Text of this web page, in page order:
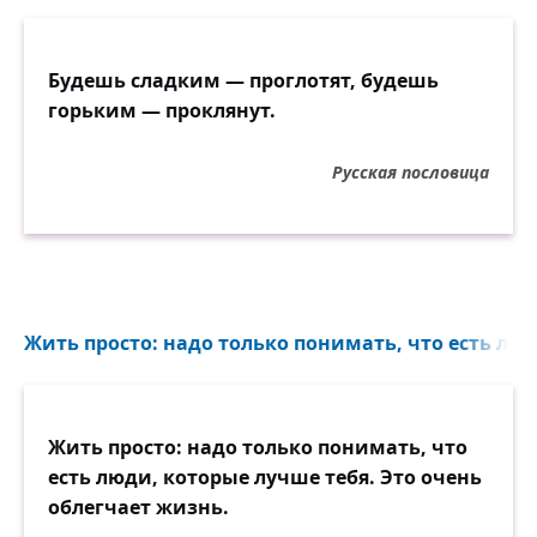
Будешь сладким — проглотят, будешь
горьким — проклянут.
Русская пословица
Жить просто: надо только понимать, что есть
Жить просто: надо только понимать, что
есть люди, которые лучше тебя. Это очень
облегчает жизнь.